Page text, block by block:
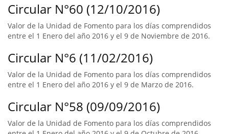
Circular N°60 (12/10/2016)
Valor de la Unidad de Fomento para los días comprendidos
entre el 1 Enero del año 2016 y el 9 de Noviembre de 2016.
Circular N°6 (11/02/2016)
Valor de la Unidad de Fomento para los días comprendidos
entre el 1 Enero del año 2016 y el 9 de Marzo de 2016.
Circular N°58 (09/09/2016)
Valor de la Unidad de Fomento para los días comprendidos